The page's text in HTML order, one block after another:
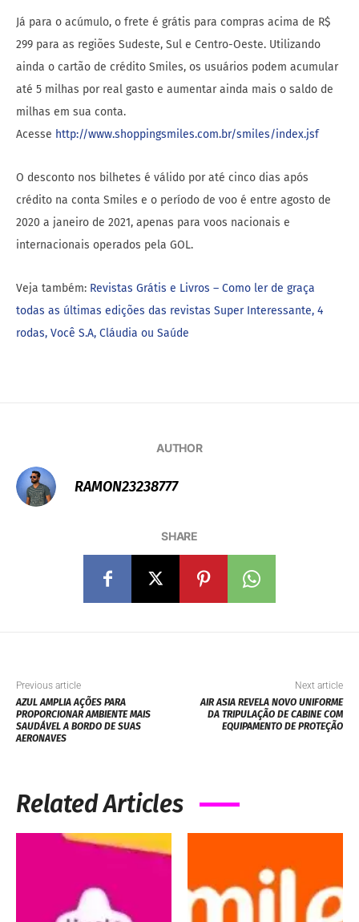
Já para o acúmulo, o frete é grátis para compras acima de R$
299 para as regiões Sudeste, Sul e Centro-Oeste. Utilizando
ainda o cartão de crédito Smiles, os usuários podem acumular
até 5 milhas por real gasto e aumentar ainda mais o saldo de
milhas em sua conta.
Acesse http://www.shoppingsmiles.com.br/smiles/index.jsf
O desconto nos bilhetes é válido por até cinco dias após
crédito na conta Smiles e o período de voo é entre agosto de
2020 a janeiro de 2021, apenas para voos nacionais e
internacionais operados pela GOL.
Veja também: Revistas Grátis e Livros – Como ler de graça
todas as últimas edições das revistas Super Interessante, 4
rodas, Você S.A, Cláudia ou Saúde
AUTHOR
RAMON23238777
SHARE
Previous article
AZUL AMPLIA AÇÕES PARA
PROPORCIONAR AMBIENTE MAIS
SAUDÁVEL A BORDO DE SUAS
AERONAVES
Next article
AIR ASIA REVELA NOVO UNIFORME
DA TRIPULAÇÃO DE CABINE COM
EQUIPAMENTO DE PROTEÇÃO
Related Articles